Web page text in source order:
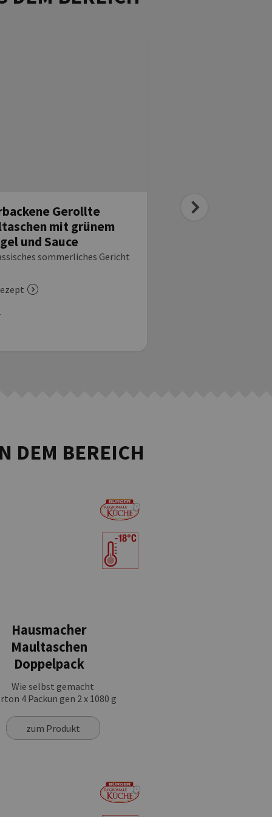
Gerollte
mit grünem
und Sauce
sommerliches Gericht
Gebratene
DEM BEREICH
Hausmacher
Maultaschen
Doppelpack
Wie selbst gemacht
4 Packun gen 2 x 1080 g
zum Produkt